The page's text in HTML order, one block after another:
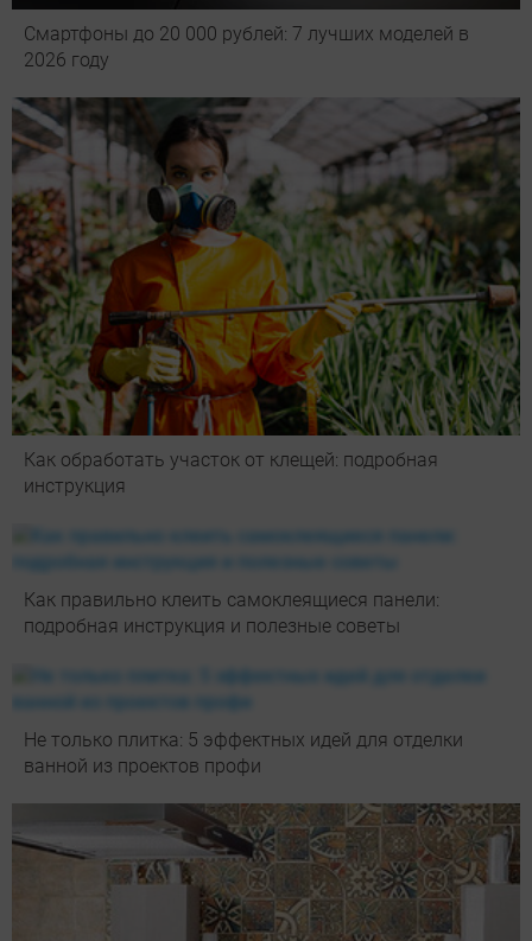
Смартфоны до 20 000 рублей: 7 лучших моделей в
2026 году
Как обработать участок от клещей: подробная
инструкция
Как правильно клеить самоклеящиеся панели:
подробная инструкция и полезные советы
Не только плитка: 5 эффектных идей для отделки
ванной из проектов профи